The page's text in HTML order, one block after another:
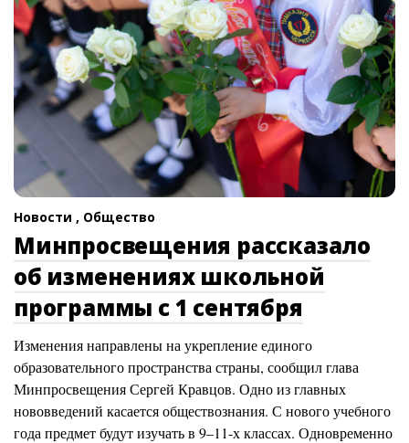
Новости , Общество
Минпросвещения рассказало
об изменениях школьной
программы с 1 сентября
Изменения направлены на укрепление единого
образовательного пространства страны, сообщил глава
Минпросвещения Сергей Кравцов. Одно из главных
нововведений касается обществознания. С нового учебного
года предмет будут изучать в 9–11-х классах. Одновременно